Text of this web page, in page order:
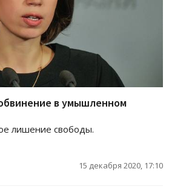
в умышленном
лишение свободы.
15 декабря 2020, 17:10